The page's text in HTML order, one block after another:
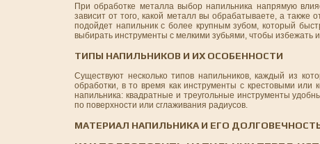
При обработке металла выбор напильника напрямую
зависит от того, какой металл вы обрабатываете, а
подойдет напильник с более крупным зубом, который
выбирать инструменты с мелкими зубьями, чтобы избежать
ТИПЫ НАПИЛЬНИКОВ И ИХ ОСОБЕННОСТИ
Существуют несколько типов напильников, каждый из
обработки, в то время как инструменты с крестовыми или
напильника: квадратные и треугольные инструменты
по поверхности или сглаживания радиусов.
МАТЕРИАЛ НАПИЛЬНИКА И ЕГО